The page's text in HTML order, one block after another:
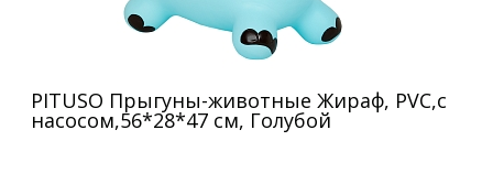
PITUSO Прыгуны-животные Жираф, PVC,с
насосом,56*28*47 см, Голубой